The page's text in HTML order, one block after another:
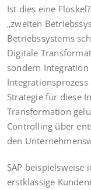
Ist dies eine
„zweiten
Betriebssystems
Digitale
sondern Integration
Strategie für diese
Transformation
Controlling über
den
SAP
erstklassige